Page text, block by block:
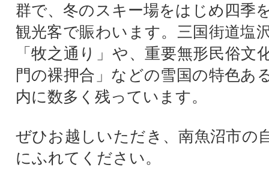
群で、冬のスキー場をはじめ四季
観光客で賑わいます。三国街道塩
「牧之通り」や、重要無形民俗文
門の裸押合」などの雪国の特色あ
内に数多く残っています。
ぜひお越しいただき、南魚沼市の
にふれてください。